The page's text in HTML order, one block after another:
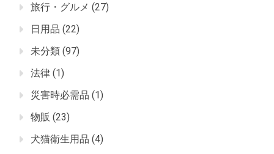
旅行・グルメ (27)
日用品 (22)
未分類 (97)
法律 (1)
災害時必需品 (1)
物販 (23)
犬猫衛生用品 (4)